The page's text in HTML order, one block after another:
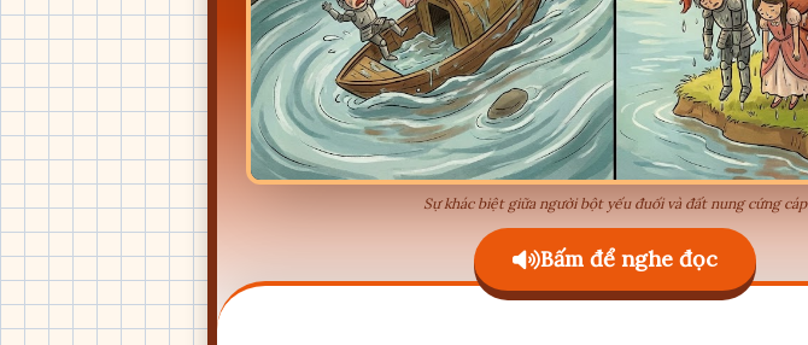
Sự khác biệt giữa người bột yếu đuối và đất nung cứng cáp
Bấm để nghe đọc